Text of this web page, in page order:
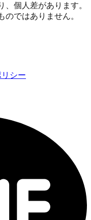
個人差があります。
のではありません。
シー